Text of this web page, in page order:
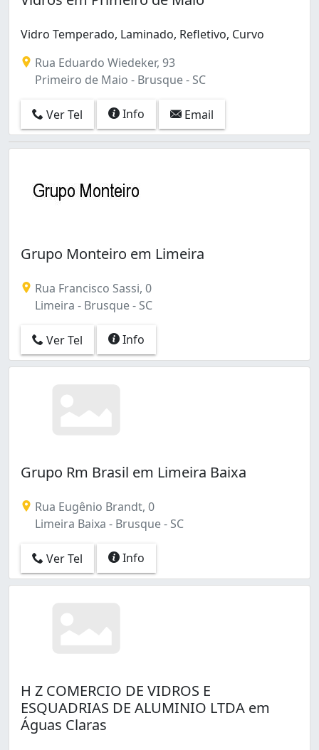
Vidro Temperado, Laminado, Refletivo, Curvo
Rua Eduardo Wiedeker, 93
Primeiro de Maio - Brusque - SC
Ver Tel Info Email
Grupo Monteiro em Limeira
Rua Francisco Sassi, 0
Limeira - Brusque - SC
Ver Tel Info
Grupo Rm Brasil em Limeira Baixa
Rua Eugênio Brandt, 0
Limeira Baixa - Brusque - SC
Ver Tel Info
H Z COMERCIO DE VIDROS E
ESQUADRIAS DE ALUMINIO LTDA em
Águas Claras